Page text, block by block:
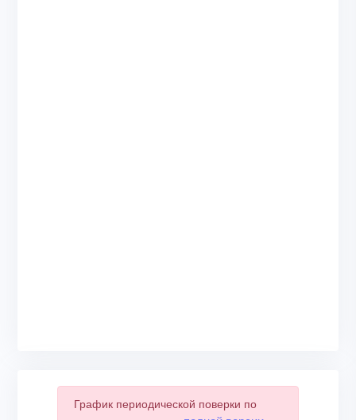
График периодической поверки по